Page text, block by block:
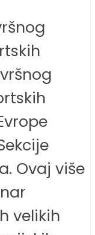
Ovaj više
velikih